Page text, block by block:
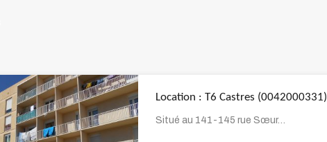
Location : T6 Castres (0042000331)
Situé au 141-145 rue Sœur…